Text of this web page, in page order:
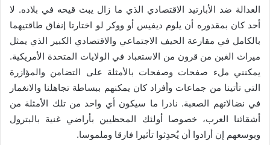
العدالة ضد الأبارتيد الاقتصادي الذي ما زال يبث قيحه في بلاده. لا
أحد كان بمقدوره أن يلوم ديفيس أو ووكر لو اختارتا إنفاق طاقتيهما
بالكامل في مقارعة الحيف الاجتماعي والاقتصادي الكبير الذي يمثل
ميراث الغبن من قرون من الاستعباد في الولايات المتحدة الأمريكية.
يمكنني ملء صفحات وصفحات بالأمثلة على التضامن والمؤازرة
التي تأتينا من جماعات وأفراد كان يمكنهم ببساطة تجاهلنا والانغمار
في نضالاتهم الصعبة. نادرا ما سيكون أي واحد من تلك الأمثلة من
أشقائنا العرب، خصوصا أولئك المحظيين بأراضي غنية بالبترول
وبوسعهم إن أرادوا أن يُحدِثوا تأثيرا فارقا وملموسا.